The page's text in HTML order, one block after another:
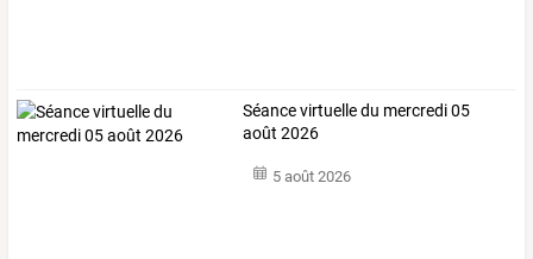
Séance virtuelle du mercredi 05
août 2026
5 août 2026